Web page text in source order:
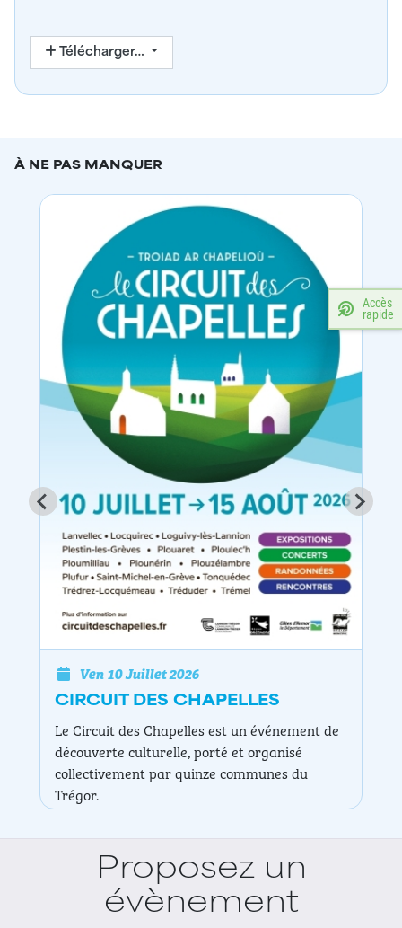
Télécharger…
À NE PAS MANQUER
Ven 10 Juillet 2026
Chapelle Saint Efflam
dans le cadre du circuit des chapelles
Proposez un
évènement
Accès
rapide